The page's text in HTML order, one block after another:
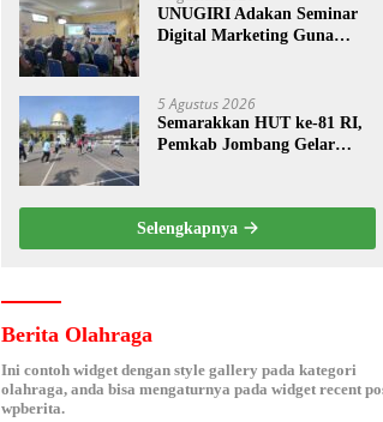
UNUGIRI Adakan Seminar
Digital Marketing Guna
Desa Prangi
5 Agustus 2026
Semarakkan HUT ke-81 RI,
Pemkab Jombang Gelar
Selengkapnya
Berita Olahraga
Ini contoh widget dengan style gallery pada kategori
olahraga, anda bisa mengaturnya pada widget recent
wpberita.